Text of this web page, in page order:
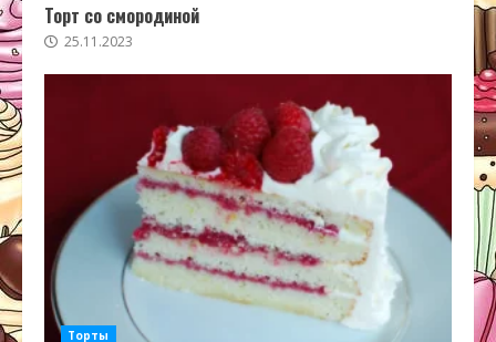
Торт со смородиной
25.11.2023
Торты